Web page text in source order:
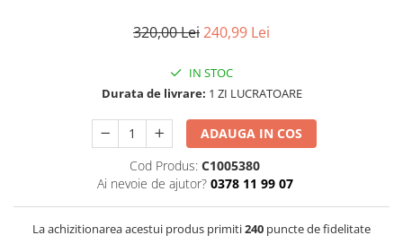
320,00 Lei240,99 Lei
IN STOC
Durata de livrare: 1 ZI LUCRATOARE
ADAUGA IN COS
Cod Produs: C1005380
Ai nevoie de ajutor? 0378 11 99 07
La achizitionarea acestui produs primiti240 puncte de fidelitate